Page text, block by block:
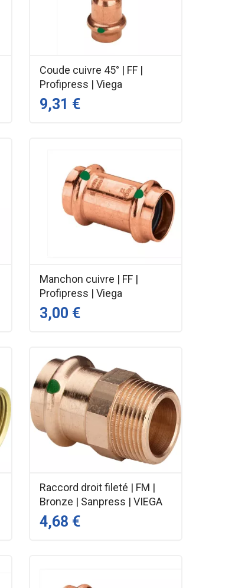
Coude cuivre 45° | FF |
Profipress | Viega
9,31 €
Manchon cuivre | FF |
Profipress | Viega
3,00 €
Raccord droit fileté | FM |
Bronze | Sanpress | VIEGA
4,68 €